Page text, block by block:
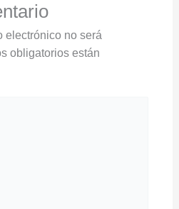
electrónico no será
obligatorios están